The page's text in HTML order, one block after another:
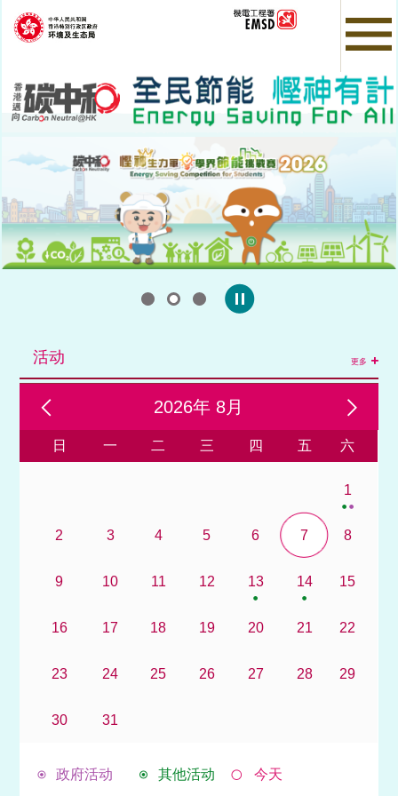
to
main
活动 更多
2026年 8月
日 一 二 三 四 五 六
1
2 3 4 5 6 7 8
9 10 11 12 13 14 15
16 17 18 19 20 21 22
23 24 25 26 27 28 29
30 31
政府活动 其他活动 今天